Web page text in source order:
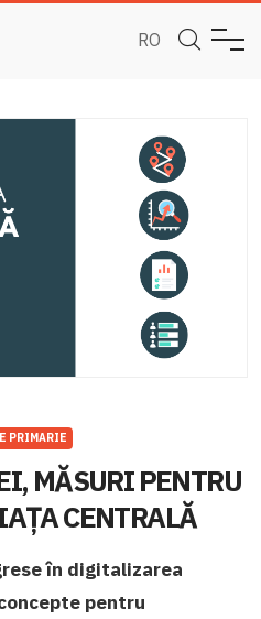
RO
PRIMARIE
MĂSURI PENTRU
CENTRALĂ
în digitalizarea
pentru